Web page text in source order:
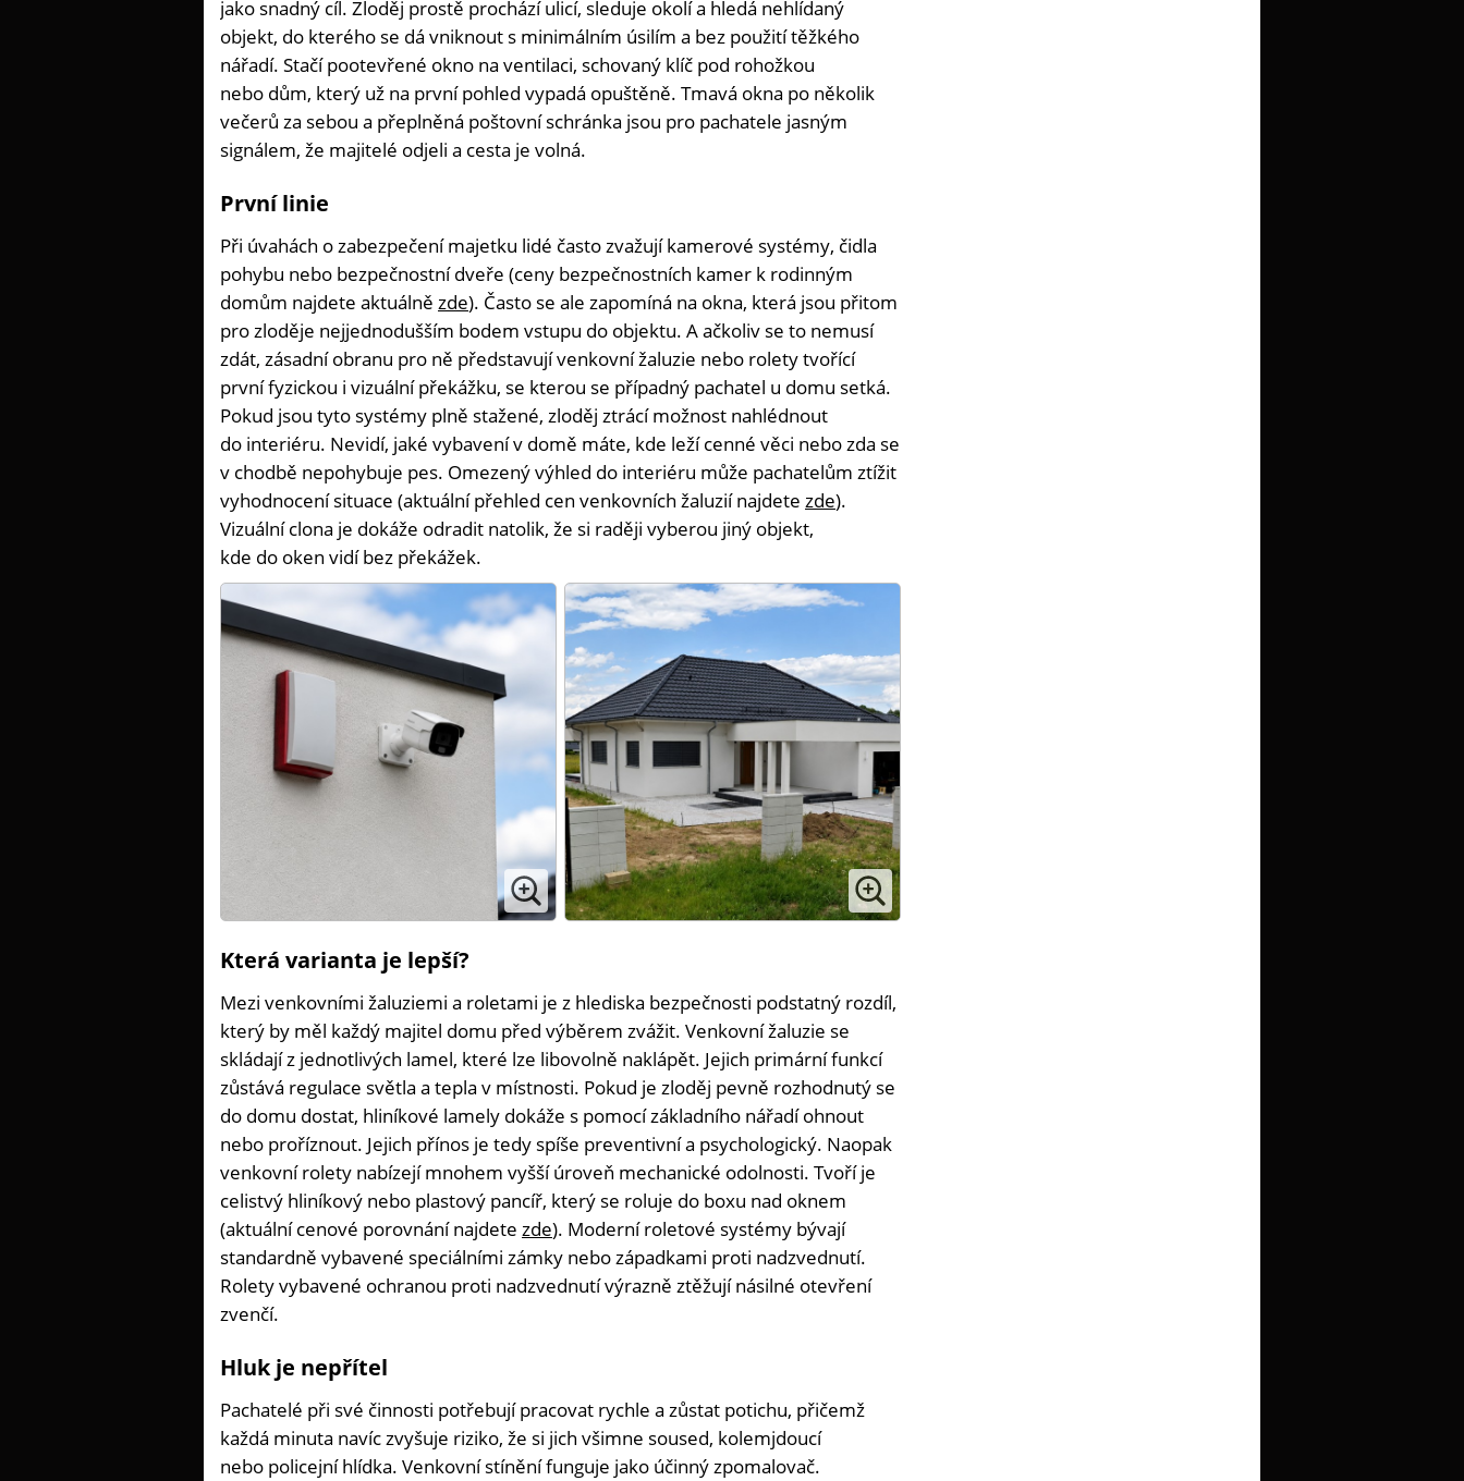
jako snadný cíl. Zloděj prostě prochází ulicí, sleduje okolí a hledá nehlídaný
objekt, do kterého se dá vniknout s minimálním úsilím a bez použití těžkého
nářadí. Stačí pootevřené okno na ventilaci, schovaný klíč pod rohožkou
nebo dům, který už na první pohled vypadá opuštěně. Tmavá okna po několik
večerů za sebou a přeplněná poštovní schránka jsou pro pachatele jasným
signálem, že majitelé odjeli a cesta je volná.
První linie
Při úvahách o zabezpečení majetku lidé často zvažují kamerové systémy, čidla
pohybu nebo bezpečnostní dveře (ceny bezpečnostních kamer k rodinným
domům najdete aktuálně zde). Často se ale zapomíná na okna, která jsou přitom
pro zloděje nejjednodušším bodem vstupu do objektu. A ačkoliv se to nemusí
zdát, zásadní obranu pro ně představují venkovní žaluzie nebo rolety tvořící
první fyzickou i vizuální překážku, se kterou se případný pachatel u domu setká.
Pokud jsou tyto systémy plně stažené, zloděj ztrácí možnost nahlédnout
do interiéru. Nevidí, jaké vybavení v domě máte, kde leží cenné věci nebo zda se
v chodbě nepohybuje pes. Omezený výhled do interiéru může pachatelům ztížit
vyhodnocení situace (aktuální přehled cen venkovních žaluzií najdete zde).
Vizuální clona je dokáže odradit natolik, že si raději vyberou jiný objekt,
kde do oken vidí bez překážek.
Která varianta je lepší?
Mezi venkovními žaluziemi a roletami je z hlediska bezpečnosti podstatný rozdíl,
který by měl každý majitel domu před výběrem zvážit. Venkovní žaluzie se
skládají z jednotlivých lamel, které lze libovolně naklápět. Jejich primární funkcí
zůstává regulace světla a tepla v místnosti. Pokud je zloděj pevně rozhodnutý se
do domu dostat, hliníkové lamely dokáže s pomocí základního nářadí ohnout
nebo proříznout. Jejich přínos je tedy spíše preventivní a psychologický. Naopak
venkovní rolety nabízejí mnohem vyšší úroveň mechanické odolnosti. Tvoří je
celistvý hliníkový nebo plastový pancíř, který se roluje do boxu nad oknem
(aktuální cenové porovnání najdete zde). Moderní roletové systémy bývají
standardně vybavené speciálními zámky nebo západkami proti nadzvednutí.
Rolety vybavené ochranou proti nadzvednutí výrazně ztěžují násilné otevření
zvenčí.
Hluk je nepřítel
Pachatelé při své činnosti potřebují pracovat rychle a zůstat potichu, přičemž
každá minuta navíc zvyšuje riziko, že si jich všimne soused, kolemjdoucí
nebo policejní hlídka. Venkovní stínění funguje jako účinný zpomalovač.